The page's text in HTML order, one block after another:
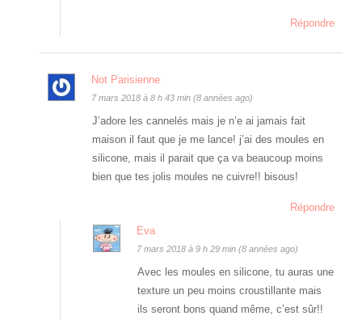
Répondre
Not Parisienne
7 mars 2018 à 8 h 43 min (8 années ago)
J’adore les cannelés mais je n’e ai jamais fait
maison il faut que je me lance! j’ai des moules en
silicone, mais il parait que ça va beaucoup moins
bien que tes jolis moules ne cuivre!! bisous!
Répondre
Eva
7 mars 2018 à 9 h 29 min (8 années ago)
Avec les moules en silicone, tu auras une
texture un peu moins croustillante mais
ils seront bons quand même, c’est sûr!!